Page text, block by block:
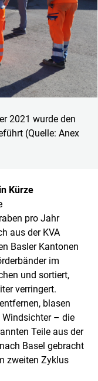
2021 wurde den
(Quelle: Anex
Kürze
pro Jahr
aus der KVA
Basler Kantonen
im
und sortiert,
verringert.
blasen
– die
Teile aus der
Basel gebracht
zweiten Zyklus